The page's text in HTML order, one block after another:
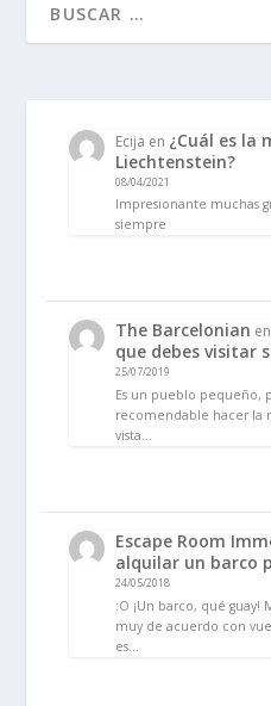
Ecija en ¿Cuál es la
Liechtenstein?
08/04/2021
Impresionante muchas
siempre
The Barcelonian en
que debes visitar
25/07/2019
Es un pueblo pequeño,
recomendable hacer la
vista…
Escape Room
alquilar un barco
24/05/2018
:O ¡Un barco, qué guay!
muy de acuerdo con
es…